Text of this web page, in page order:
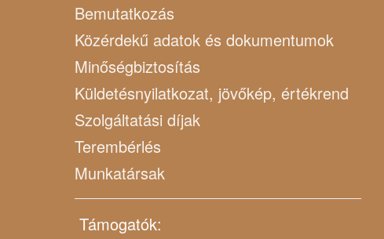
Bemutatkozás
Közérdekű adatok és dokumentumok
Minőségbiztosítás
Küldetésnyilatkozat, jövőkép, értékrend
Szolgáltatási díjak
Terembérlés
Munkatársak
Támogatók: